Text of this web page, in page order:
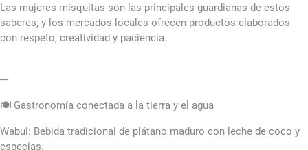
Las mujeres misquitas son las principales guardianas de estos
saberes, y los mercados locales ofrecen productos elaborados
con respeto, creatividad y paciencia.
---
🍽️ Gastronomía conectada a la tierra y el agua
Wabul: Bebida tradicional de plátano maduro con leche de coco y
especias.